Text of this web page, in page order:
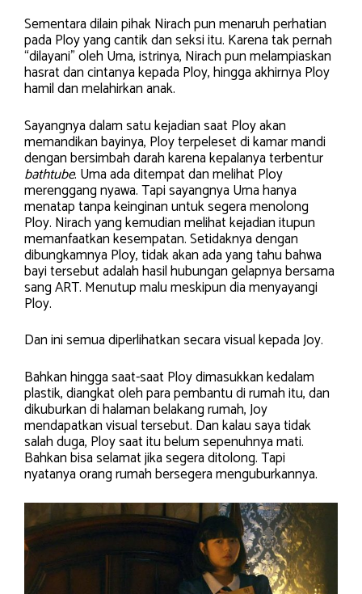
Sementara dilain pihak Nirach pun menaruh perhatian
pada Ploy yang cantik dan seksi itu. Karena tak pernah
“dilayani” oleh Uma, istrinya, Nirach pun melampiaskan
hasrat dan cintanya kepada Ploy, hingga akhirnya Ploy
hamil dan melahirkan anak.
Sayangnya dalam satu kejadian saat Ploy akan
memandikan bayinya, Ploy terpeleset di kamar mandi
dengan bersimbah darah karena kepalanya terbentur
bathtube. Uma ada ditempat dan melihat Ploy
merenggang nyawa. Tapi sayangnya Uma hanya
menatap tanpa keinginan untuk segera menolong
Ploy. Nirach yang kemudian melihat kejadian itupun
memanfaatkan kesempatan. Setidaknya dengan
dibungkamnya Ploy, tidak akan ada yang tahu bahwa
bayi tersebut adalah hasil hubungan gelapnya bersama
sang ART. Menutup malu meskipun dia menyayangi
Ploy.
Dan ini semua diperlihatkan secara visual kepada Joy.
Bahkan hingga saat-saat Ploy dimasukkan kedalam
plastik, diangkat oleh para pembantu di rumah itu, dan
dikuburkan di halaman belakang rumah, Joy
mendapatkan visual tersebut. Dan kalau saya tidak
salah duga, Ploy saat itu belum sepenuhnya mati.
Bahkan bisa selamat jika segera ditolong. Tapi
nyatanya orang rumah bersegera menguburkannya.